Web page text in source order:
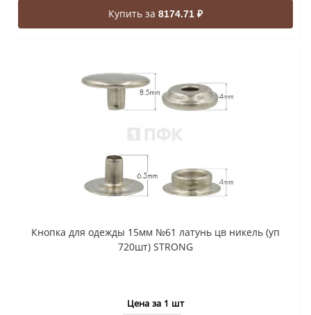
Купить за 8174.71 ₽
Кнопка для одежды 15мм №61 латунь цв никель (уп
720шт) STRONG
Цена за 1 шт